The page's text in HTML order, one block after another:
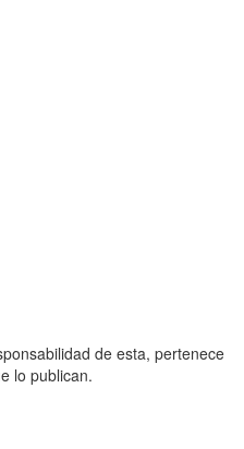
de esta, pertenece
lo publican.